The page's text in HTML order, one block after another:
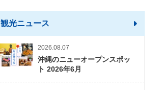
観光ニュース
2026.08.07
沖縄のニューオープンスポッ
ト 2026年6月